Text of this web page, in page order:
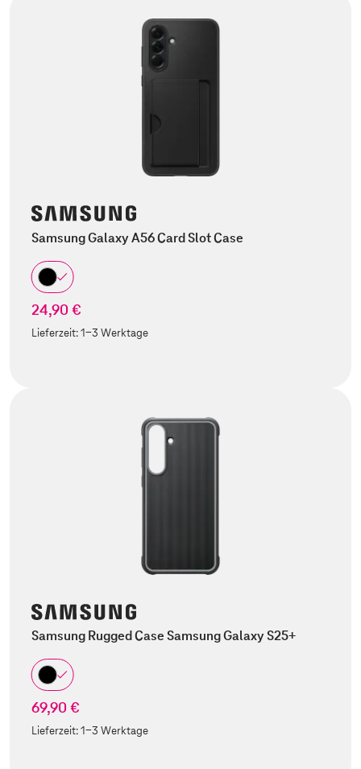
Samsung Galaxy A56 Card Slot Case
24,90 €
Lieferzeit:1-3 Werktage
Samsung Rugged Case Samsung Galaxy S25+
69,90 €
Lieferzeit:1-3 Werktage